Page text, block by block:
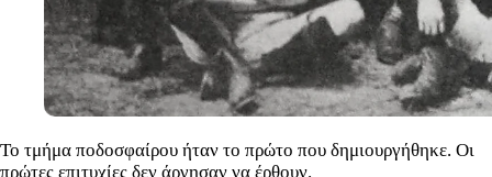
Το τμήμα ποδοσφαίρου ήταν το πρώτο που δημιουργήθηκε. Οι
πρώτες επιτυχίες δεν άργησαν να έρθουν.